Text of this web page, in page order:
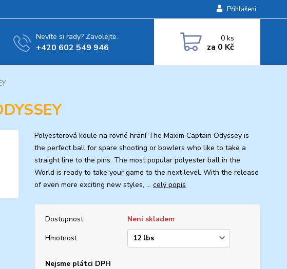
Přihlášení
Nevíte si rady? Zavolejte.
+420 602 549 946
0ks
za 0 Kč
Polyesterová koule na rovné hraní The Maxim Captain Odyssey is
the perfect ball for spare shooting or bowlers who like to take a
straight line to the pins. The most popular polyester ball in the
World is ready to take your game to the next level. With the release
of even more exciting new styles, ... celý popis
Dostupnost
Není skladem
Hmotnost
Nejsme plátci DPH